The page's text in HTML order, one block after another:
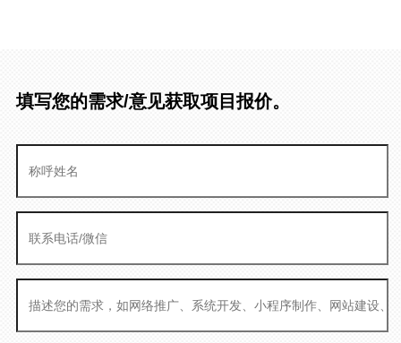
填写您的需求/意见获取项目报价。